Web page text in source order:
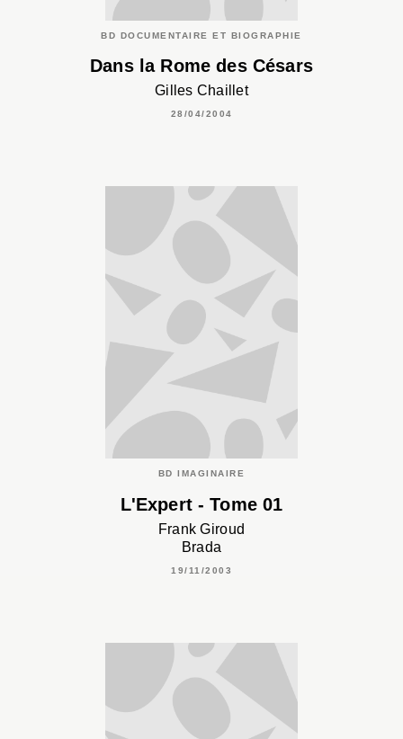
BD DOCUMENTAIRE ET BIOGRAPHIE
Dans la Rome des Césars
Gilles Chaillet
28/04/2004
BD IMAGINAIRE
L'Expert - Tome 01
Frank Giroud
Brada
19/11/2003